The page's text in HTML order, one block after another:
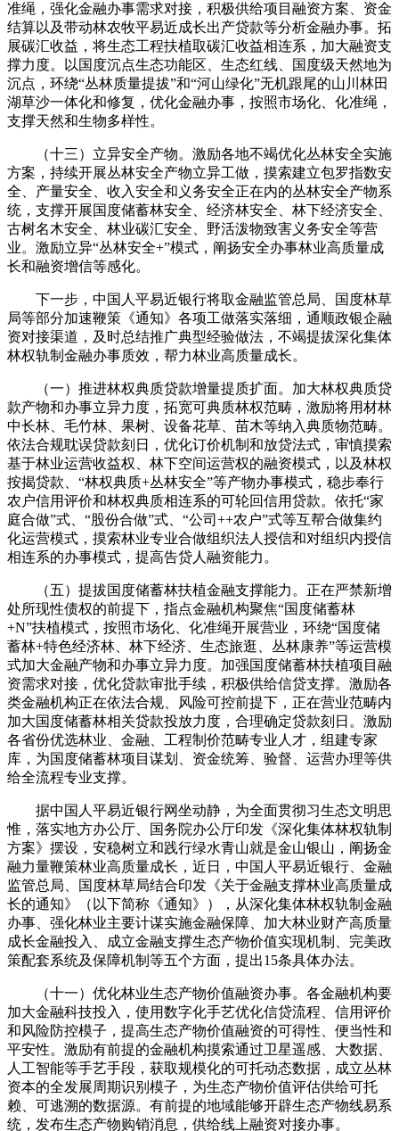
准绳，强化金融办事需求对接，积极供给项目融资方案、资金
结算以及带动林农牧平易近成长出产贷款等分析金融办事。拓
展碳汇收益，将生态工程扶植取碳汇收益相连系，加大融资支
撑力度。以国度沉点生态功能区、生态红线、国度级天然地为
沉点，环绕“丛林质量提拔”和“河山绿化”无机跟尾的山川林田
湖草沙一体化和修复，优化金融办事，按照市场化、化准绳，
支撑天然和生物多样性。
（十三）立异安全产物。激励各地不竭优化丛林安全实施
方案，持续开展丛林安全产物立异工做，摸索建立包罗指数安
全、产量安全、收入安全和义务安全正在内的丛林安全产物系
统，支撑开展国度储蓄林安全、经济林安全、林下经济安全、
古树名木安全、林业碳汇安全、野活泼物致害义务安全等营
业。激励立异“丛林安全+”模式，阐扬安全办事林业高质量成
长和融资增信等感化。
下一步，中国人平易近银行将取金融监管总局、国度林草
局等部分加速鞭策《通知》各项工做落实落细，通顺政银企融
资对接渠道，及时总结推广典型经验做法，不竭提拔深化集体
林权轨制金融办事质效，帮力林业高质量成长。
（一）推进林权典质贷款增量提质扩面。加大林权典质贷
款产物和办事立异力度，拓宽可典质林权范畴，激励将用材林
中长林、毛竹林、果树、设备花草、苗木等纳入典质物范畴。
依法合规耽误贷款刻日，优化订价机制和放贷法式，审慎摸索
基于林业运营收益权、林下空间运营权的融资模式，以及林权
按揭贷款、“林权典质+丛林安全”等产物办事模式，稳步奉行
农户信用评价和林权典质相连系的可轮回信用贷款。依托“家
庭合做”式、“股份合做”式、“公司++农户”式等互帮合做集约
化运营模式，摸索林业专业合做组织法人授信和对组织内授信
相连系的办事模式，提高告贷人融资能力。
（五）提拔国度储蓄林扶植金融支撑能力。正在严禁新增
处所现性债权的前提下，指点金融机构聚焦“国度储蓄林
+N”扶植模式，按照市场化、化准绳开展营业，环绕“国度储
蓄林+特色经济林、林下经济、生态旅逛、丛林康养”等运营模
式加大金融产物和办事立异力度。加强国度储蓄林扶植项目融
资需求对接，优化贷款审批手续，积极供给信贷支撑。激励各
类金融机构正在依法合规、风险可控前提下，正在营业范畴内
加大国度储蓄林相关贷款投放力度，合理确定贷款刻日。激励
各省份优选林业、金融、工程制价范畴专业人才，组建专家
库，为国度储蓄林项目谋划、资金统筹、验督、运营办理等供
给全流程专业支撑。
据中国人平易近银行网坐动静，为全面贯彻习生态文明思
惟，落实地方办公厅、国务院办公厅印发《深化集体林权轨制
方案》摆设，安稳树立和践行绿水青山就是金山银山，阐扬金
融力量鞭策林业高质量成长，近日，中国人平易近银行、金融
监管总局、国度林草局结合印发《关于金融支撑林业高质量成
长的通知》（以下简称《通知》），从深化集体林权轨制金融
办事、强化林业主要计谋实施金融保障、加大林业财产高质量
成长金融投入、成立金融支撑生态产物价值实现机制、完美政
策配套系统及保障机制等五个方面，提出15条具体办法。
（十一）优化林业生态产物价值融资办事。各金融机构要
加大金融科技投入，使用数字化手艺优化信贷流程、信用评价
和风险防控模子，提高生态产物价值融资的可得性、便当性和
平安性。激励有前提的金融机构摸索通过卫星遥感、大数据、
人工智能等手艺手段，获取规模化的可托动态数据，成立丛林
资本的全发展周期识别模子，为生态产物价值评估供给可托
赖、可逃溯的数据源。有前提的地域能够开辟生态产物线易系
统，发布生态产物购销消息，供给线上融资对接办事。